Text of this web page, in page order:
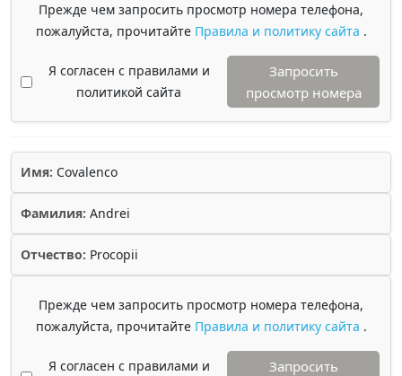
Прежде чем запросить просмотр номера телефона,
пожалуйста, прочитайте Правила и политику сайта .
Я согласен с правилами и
политикой сайта
Запросить
просмотр номера
Имя: Covalenco
Фамилия: Andrei
Отчество: Procopii
Прежде чем запросить просмотр номера телефона,
пожалуйста, прочитайте Правила и политику сайта .
Я согласен с правилами и
Запросить